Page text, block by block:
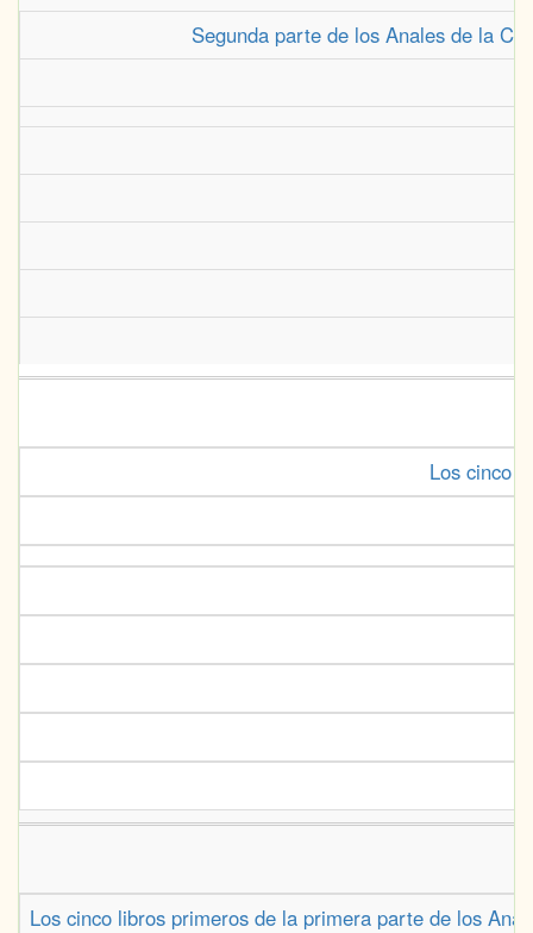
Segunda parte de los Anales de la
Los cinco
Los cinco libros primeros de la primera parte de los